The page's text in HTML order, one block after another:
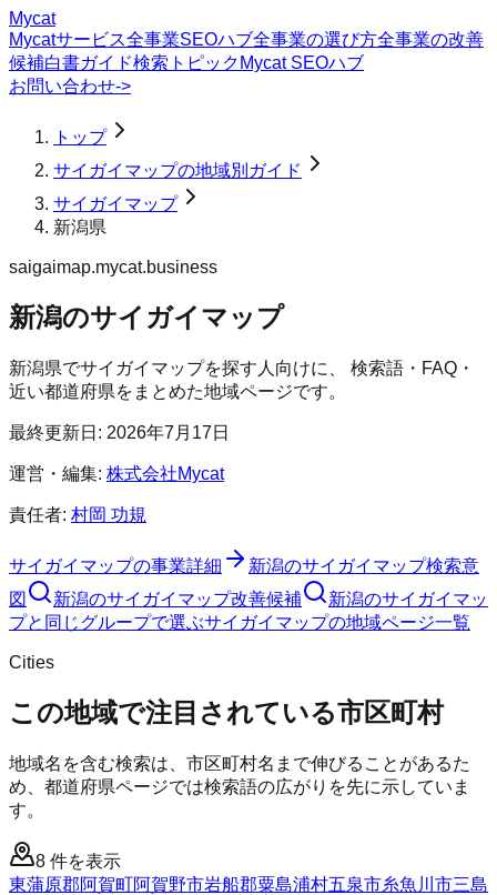
Mycat
Mycatサービス全事業SEOハブ全事業の選び方全事業の改善
候補白書ガイド検索トピック Mycat SEOハブ
お問い合わせ->
トップ
サイガイマップの地域別ガイド
サイガイマップ
新潟県
saigaimap.mycat.business
新潟のサイガイマップ
新潟県でサイガイマップを探す人向けに、 検索語・FAQ・
近い都道府県をまとめた地域ページです。
最終更新日: 2026年7月17日
運営・編集: 株式会社Mycat
責任者: 村岡 功規
サイガイマップの事業詳細
新潟のサイガイマップ検索意
図
新潟のサイガイマップ改善候補
新潟のサイガイマッ
プと同じグループで選ぶサイガイマップの地域ページ一覧
Cities
この地域で注目されている市区町村
地域名を含む検索は、市区町村名まで伸びることがあるた
め、都道府県ページでは検索語の広がりを先に示していま
す。
8 件を表示
東蒲原郡阿賀町阿賀野市岩船郡粟島浦村五泉市糸魚川市三島